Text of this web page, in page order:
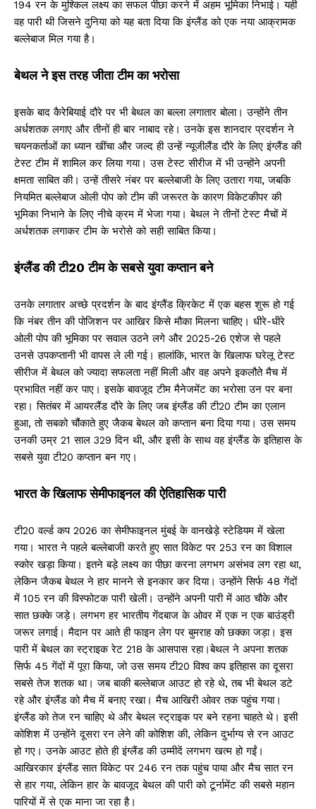
194 रन के मुश्किल लक्ष्य का सफल पीछा करने में अहम भूमिका निभाई। यही
वह पारी थी जिसने दुनिया को यह बता दिया कि इंग्लैंड को एक नया आक्रामक
बल्लेबाज मिल गया है।
बेथल ने इस तरह जीता टीम का भरोसा
इसके बाद कैरेबियाई दौरे पर भी बेथल का बल्ला लगातार बोला। उन्होंने तीन
अर्धशतक लगाए और तीनों ही बार नाबाद रहे। उनके इस शानदार प्रदर्शन ने
चयनकर्ताओं का ध्यान खींचा और जल्द ही उन्हें न्यूजीलैंड दौरे के लिए इंग्लैंड की
टेस्ट टीम में शामिल कर लिया गया। उस टेस्ट सीरीज में भी उन्होंने अपनी
क्षमता साबित की। उन्हें तीसरे नंबर पर बल्लेबाजी के लिए उतारा गया, जबकि
नियमित बल्लेबाज ओली पोप को टीम की जरूरत के कारण विकेटकीपर की
भूमिका निभाने के लिए नीचे क्रम में भेजा गया। बेथल ने तीनों टेस्ट मैचों में
अर्धशतक लगाकर टीम के भरोसे को सही साबित किया।
इंग्लैंड की टी20 टीम के सबसे युवा कप्तान बने
उनके लगातार अच्छे प्रदर्शन के बाद इंग्लैंड क्रिकेट में एक बहस शुरू हो गई
कि नंबर तीन की पोजिशन पर आखिर किसे मौका मिलना चाहिए। धीरे-धीरे
ओली पोप की भूमिका पर सवाल उठने लगे और 2025-26 एशेज से पहले
उनसे उपकप्तानी भी वापस ले ली गई। हालांकि, भारत के खिलाफ घरेलू टेस्ट
सीरीज में बेथल को ज्यादा सफलता नहीं मिली और वह अपने इकलौते मैच में
प्रभावित नहीं कर पाए। इसके बावजूद टीम मैनेजमेंट का भरोसा उन पर बना
रहा। सितंबर में आयरलैंड दौरे के लिए जब इंग्लैंड की टी20 टीम का एलान
हुआ, तो सबको चौंकाते हुए जैकब बेथल को कप्तान बना दिया गया। उस समय
उनकी उम्र 21 साल 329 दिन थी, और इसी के साथ वह इंग्लैंड के इतिहास के
सबसे युवा टी20 कप्तान बन गए।
भारत के खिलाफ सेमीफाइनल की ऐतिहासिक पारी
टी20 वर्ल्ड कप 2026 का सेमीफाइनल मुंबई के वानखेड़े स्टेडियम में खेला
गया। भारत ने पहले बल्लेबाजी करते हुए सात विकेट पर 253 रन का विशाल
स्कोर खड़ा किया। इतने बड़े लक्ष्य का पीछा करना लगभग असंभव लग रहा था,
लेकिन जैकब बेथल ने हार मानने से इनकार कर दिया। उन्होंने सिर्फ 48 गेंदों
में 105 रन की विस्फोटक पारी खेली। उन्होंने अपनी पारी में आठ चौके और
सात छक्के जड़े। लगभग हर भारतीय गेंदबाज के ओवर में एक न एक बाउंड्री
जरूर लगाई। मैदान पर आते ही फाइन लेग पर बुमराह को छक्का जड़ा। इस
पारी में बेथल का स्ट्राइक रेट 218 के आसपास रहा।बेथल ने अपना शतक
सिर्फ 45 गेंदों में पूरा किया, जो उस समय टी20 विश्व कप इतिहास का दूसरा
सबसे तेज शतक था। जब बाकी बल्लेबाज आउट हो रहे थे, तब भी बेथल डटे
रहे और इंग्लैंड को मैच में बनाए रखा। मैच आखिरी ओवर तक पहुंच गया।
इंग्लैंड को तेज रन चाहिए थे और बेथल स्ट्राइक पर बने रहना चाहते थे। इसी
कोशिश में उन्होंने दूसरा रन लेने की कोशिश की, लेकिन दुर्भाग्य से रन आउट
हो गए। उनके आउट होते ही इंग्लैंड की उम्मीदें लगभग खत्म हो गईं।
आखिरकार इंग्लैंड सात विकेट पर 246 रन तक पहुंच पाया और मैच सात रन
से हार गया, लेकिन हार के बावजूद बेथल की पारी को टूर्नामेंट की सबसे महान
पारियों में से एक माना जा रहा है।